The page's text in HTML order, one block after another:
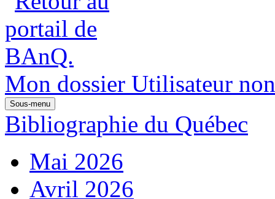
Mon dossier Utilisateur
Sous-menu
Bibliographie du Québec
Mai 2026
Avril 2026